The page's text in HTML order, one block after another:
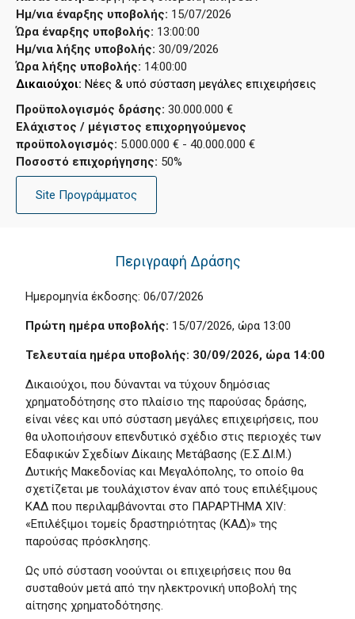
Ημ/νια έναρξης υποβολής: 15/07/2026
Ώρα έναρξης υποβολής: 13:00:00
Ημ/νια λήξης υποβολής: 30/09/2026
Ώρα λήξης υποβολής: 14:00:00
Δικαιούχοι: Νέες & υπό σύσταση μεγάλες επιχειρήσεις
Προϋπολογισμός δράσης: 30.000.000 €
Ελάχιστος / μέγιστος επιχορηγούμενος
προϋπολογισμός: 5.000.000 € - 40.000.000 €
Ποσοστό επιχορήγησης: 50%
Site Προγράμματος
Περιγραφή Δράσης
Ημερομηνία έκδοσης: 06/07/2026
Πρώτη ημέρα υποβολής: 15/07/2026, ώρα 13:00
Τελευταία ημέρα υποβολής: 30/09/2026, ώρα 14:00
Δικαιούχοι, που δύνανται να τύχουν δημόσιας
χρηματοδότησης στο πλαίσιο της παρούσας δράσης,
είναι νέες και υπό σύσταση μεγάλες επιχειρήσεις, που
θα υλοποιήσουν επενδυτικό σχέδιο στις περιοχές των
Εδαφικών Σχεδίων Δίκαιης Μετάβασης (Ε.Σ.ΔΙ.Μ.)
Δυτικής Μακεδονίας και Μεγαλόπολης, το οποίο θα
σχετίζεται με τουλάχιστον έναν από τους επιλέξιμους
ΚΑΔ που περιλαμβάνονται στο ΠΑΡΑΡΤΗΜΑ XIV:
«Επιλέξιμοι τομείς δραστηριότητας (ΚΑΔ)» της
παρούσας πρόσκλησης.
Ως υπό σύσταση νοούνται οι επιχειρήσεις που θα
συσταθούν μετά από την ηλεκτρονική υποβολή της
αίτησης χρηματοδότησης.